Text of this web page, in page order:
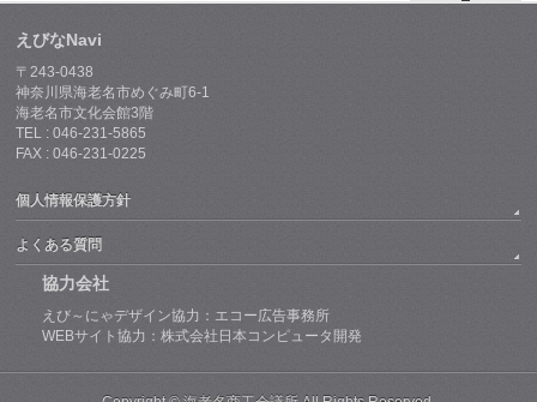
えびなNavi
〒243-0438
神奈川県海老名市めぐみ町6-1
海老名市文化会館3階
TEL : 046-231-5865
FAX : 046-231-0225
個人情報保護方針
よくある質問
協力会社
えび～にゃデザイン協力：エコー広告事務所
WEBサイト協力：株式会社日本コンピュータ開発